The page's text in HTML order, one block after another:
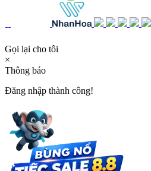
Gọi lại cho tôi
×
Thông báo
Đăng nhập thành công!